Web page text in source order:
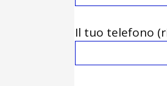
Il tuo telefono